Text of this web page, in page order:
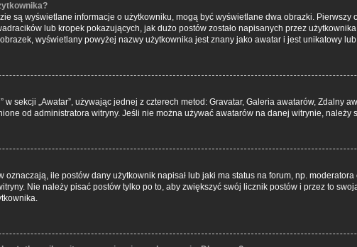
są wyświetlane informacje o użytkowniku, mogą być wyświetlane dwa obrazki.
lub kropek pokazujących, jak dużo postów zostało napisanych przez
wyświetlany powyżej nazwy użytkownika jest znany jako awatar i jest unikatowy
w sekcji „Awatar”, używając jednej z czterech metod: Gravatar, Galeria awatarów, Zdalny
od administratora witryny. Jeśli nie można używać awatarów na danej witrynie, należy
ile postów dany użytkownik napisał lub jaki ma status na forum, np.
Nie należy pisać postów tylko po to, aby zwiększyć swój licznik postów i przez to